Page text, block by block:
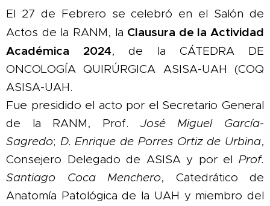
El 27 de Febrero se celebró en el Salón de
Actos de la RANM, la Clausura de la Actividad
Académica
2024, de la CÁTEDRA DE
ONCOLOGÍA QUIRÚRGICA ASISA-UAH (COQ
ASISA-UAH.
Fue presidido el acto por el Secretario General
de la RANM, Prof. José Miguel García-
Sagredo; D. Enrique de Porres Ortiz de Urbina,
Consejero Delegado de ASISA y por el Prof.
Santiago Coca Menchero, Catedrático de
Anatomía Patológica de la UAH y miembro del